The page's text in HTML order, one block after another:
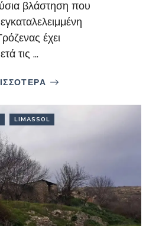
βλάστηση που
έχει
τις ...
LIMASSOL